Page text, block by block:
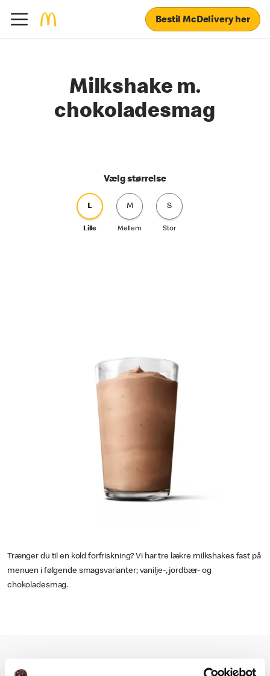
Bestil McDelivery her
Milkshake m.
chokoladesmag
Vælg størrelse
L
Lille
M
Mellem
S
Stor
Trænger du til en kold forfriskning? Vi har tre lækre milkshakes fast på
menuen i følgende smagsvarianter; vanilje-, jordbær- og
chokoladesmag.